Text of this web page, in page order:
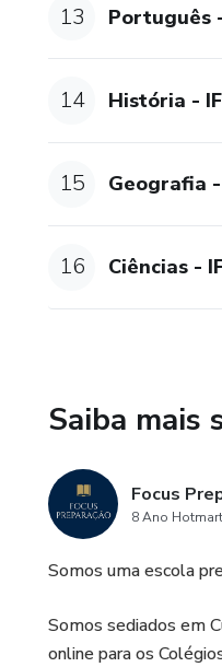
13 Português
14 História -
15 Geografia -
16 Ciências -
Saiba mais
Focus
8 Ano
Somos uma escola
Somos sediados em
online para os